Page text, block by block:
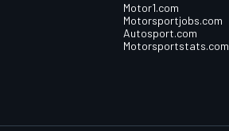
Motor1.com
Motorsportjobs.com
Autosport.com
Motorsportstats.com